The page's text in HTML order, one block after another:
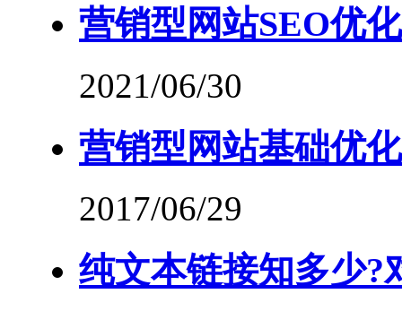
营销型网站SEO优化
2021/06/30
营销型网站基础优
2017/06/29
纯文本链接知多少?